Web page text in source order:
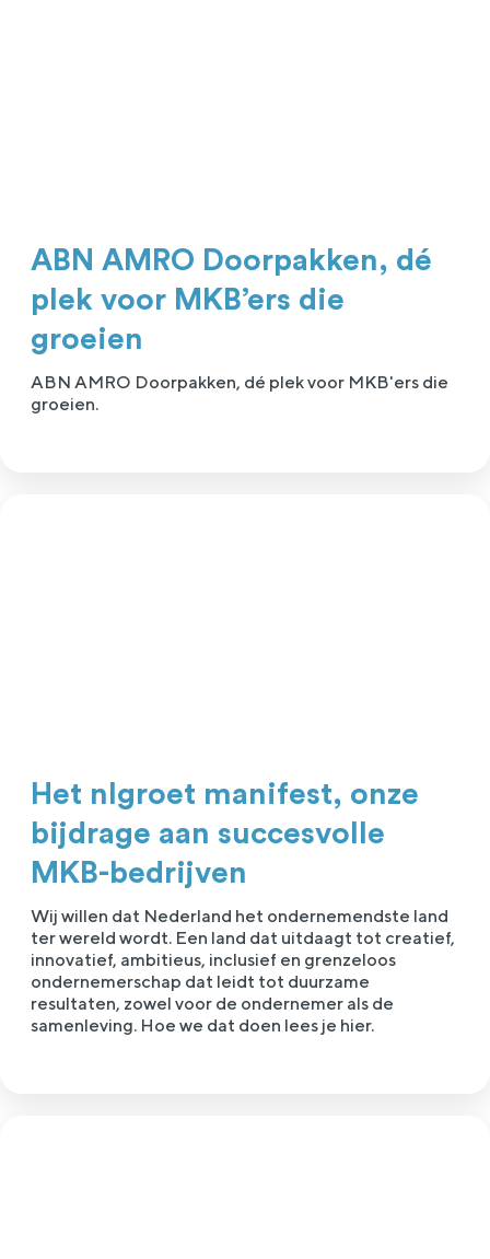
ABN AMRO Doorpakken, dé
plek voor MKB’ers die
groeien
ABN AMRO Doorpakken, dé plek voor MKB'ers die
groeien.
Het nlgroet manifest, onze
bijdrage aan succesvolle
MKB-bedrijven
Wij willen dat Nederland het ondernemendste land
ter wereld wordt. Een land dat uitdaagt tot creatief,
innovatief, ambitieus, inclusief en grenzeloos
ondernemerschap dat leidt tot duurzame
resultaten, zowel voor de ondernemer als de
samenleving. Hoe we dat doen lees je hier.